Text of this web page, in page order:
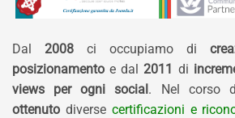
Dal 2008 ci occupiamo di
posizionamento e dal 2011 di
views per ogni social. Nel corso
ottenuto diverse certificazioni e